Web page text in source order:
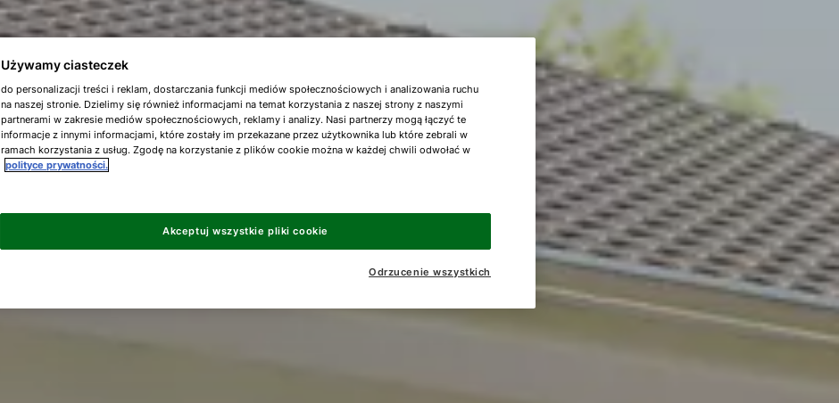
Używamy ciasteczek
do personalizacji treści i reklam, dostarczania funkcji mediów społecznościowych i analizowania ruchu
na naszej stronie. Dzielimy się również informacjami na temat korzystania z naszej strony z naszymi
partnerami w zakresie mediów społecznościowych, reklamy i analizy. Nasi partnerzy mogą łączyć te
informacje z innymi informacjami, które zostały im przekazane przez użytkownika lub które zebrali w
ramach korzystania z usług. Zgodę na korzystanie z plików cookie można w każdej chwili odwołać w
polityce prywatności.
Odrzucenie wszystkich
Akceptuj wszystkie pliki cookie